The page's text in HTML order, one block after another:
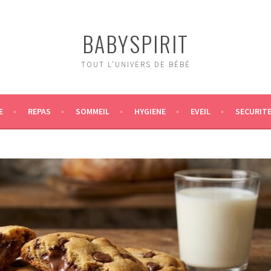
BABYSPIRIT
TOUT L'UNIVERS DE BÉBÉ
REPAS SOMMEIL HYGIENE EVEIL SECURITE